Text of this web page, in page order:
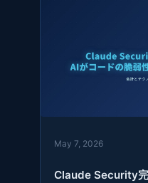
May 7, 2026
Claude Security